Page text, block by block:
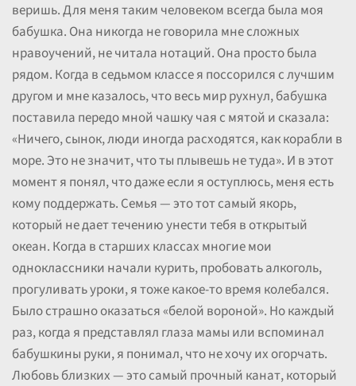
веришь. Для меня таким человеком всегда была моя
бабушка. Она никогда не говорила мне сложных
нравоучений, не читала нотаций. Она просто была
рядом. Когда в седьмом классе я поссорился с лучшим
другом и мне казалось, что весь мир рухнул, бабушка
поставила передо мной чашку чая с мятой и сказала:
«Ничего, сынок, люди иногда расходятся, как корабли в
море. Это не значит, что ты плывешь не туда». И в этот
момент я понял, что даже если я оступлюсь, меня есть
кому поддержать. Семья — это тот самый якорь,
который не дает течению унести тебя в открытый
океан. Когда в старших классах многие мои
одноклассники начали курить, пробовать алкоголь,
прогуливать уроки, я тоже какое-то время колебался.
Было страшно оказаться «белой вороной». Но каждый
раз, когда я представлял глаза мамы или вспоминал
бабушкины руки, я понимал, что не хочу их огорчать.
Любовь близких — это самый прочный канат, который